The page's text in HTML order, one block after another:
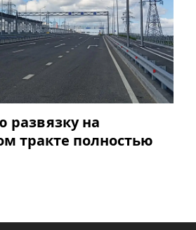
развязку на
тракте полностью